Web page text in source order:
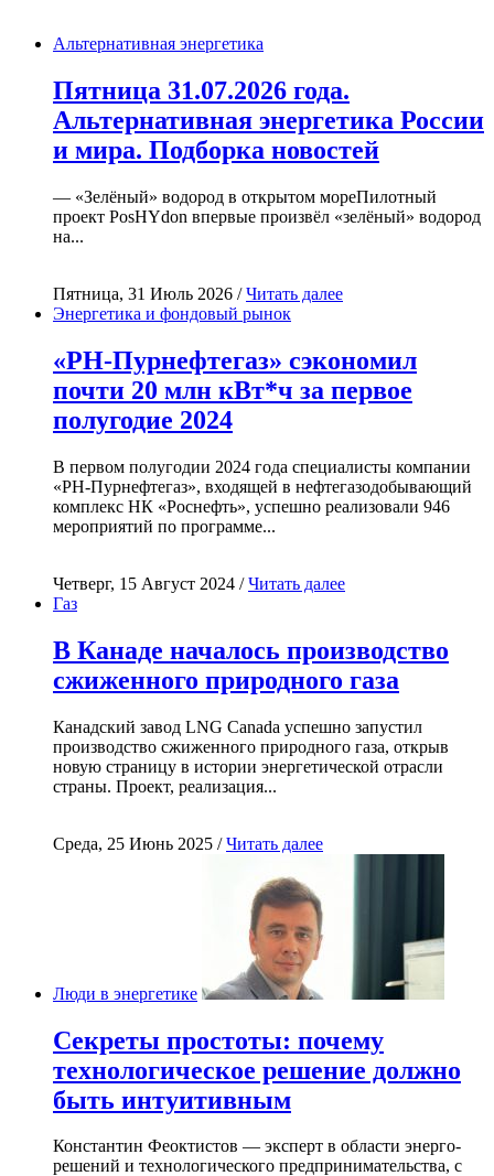
Альтернативная энергетика
Пятница 31.07.2026 года.
Альтернативная энергетика России
и мира. Подборка новостей
— «Зелёный» водород в открытом мореПилотный
проект PosHYdon впервые произвёл «зелёный» водород
на...
Пятница, 31 Июль 2026 /Читать далее
Энергетика и фондовый рынок
«РН-Пурнефтегаз» сэкономил
почти 20 млн кВт*ч за первое
полугодие 2024
В первом полугодии 2024 года специалисты компании
«РН-Пурнефтегаз», входящей в нефтегазодобывающий
комплекс НК «Роснефть», успешно реализовали 946
мероприятий по программе...
Четверг, 15 Август 2024 /Читать далее
Газ
В Канаде началось производство
сжиженного природного газа
Канадский завод LNG Canada успешно запустил
производство сжиженного природного газа, открыв
новую страницу в истории энергетической отрасли
страны. Проект, реализация...
Среда, 25 Июнь 2025 /Читать далее
Люди в энергетике
Секреты простоты: почему
технологическое решение должно
быть интуитивным
Константин Феоктистов — эксперт в области энерго-
решений и технологического предпринимательства, с